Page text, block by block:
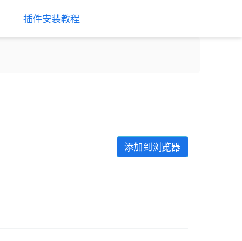
插件安装教程
添加到浏览器